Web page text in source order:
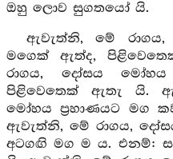
ඔහු ලොව සුගතයෝ යි.
ඇවැත්නි, මේ
මගෙක් ඇත්ද,
රාගය, දෝසය
පිළිවෙතෙක් ඇතැ යි.
මෝහය ප්‍රහාණයට මග
ඇවැත්නි, මේ රාගය,
අටගඟි මග ම ය. එනම්: